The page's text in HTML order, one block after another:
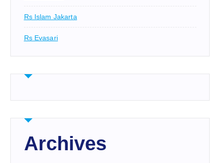
Rs Islam Jakarta
Rs Evasari
Archives